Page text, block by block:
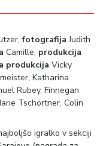
fotografijaJudith
Camille, produkcija
produkcija Vicky
Katharina
Rubey, Finnegan
Tschörtner, Colin
igralko v sekciji